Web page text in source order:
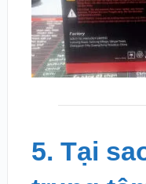
5. Tại